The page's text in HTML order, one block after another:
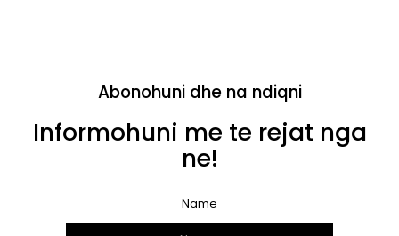
Abonohuni dhe na ndiqni
Informohuni me te rejat nga
ne!
Name